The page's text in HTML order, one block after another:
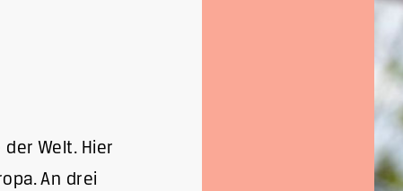
Welt. Hier
An drei